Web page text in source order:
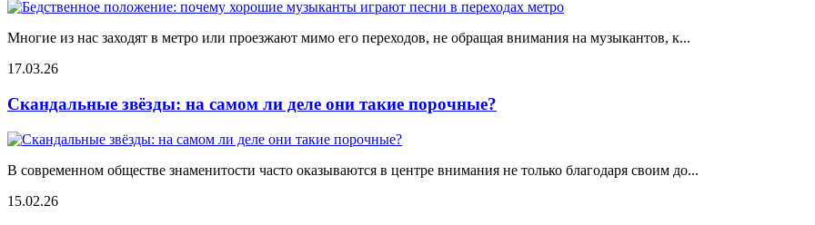
Многие из нас заходят в метро или проезжают мимо его переходов, не обращая внимания на музыкантов, к...
17.03.26
Скандальные звёзды: на самом ли деле они такие порочные?
В современном обществе знаменитости часто оказываются в центре внимания не только благодаря своим до...
15.02.26